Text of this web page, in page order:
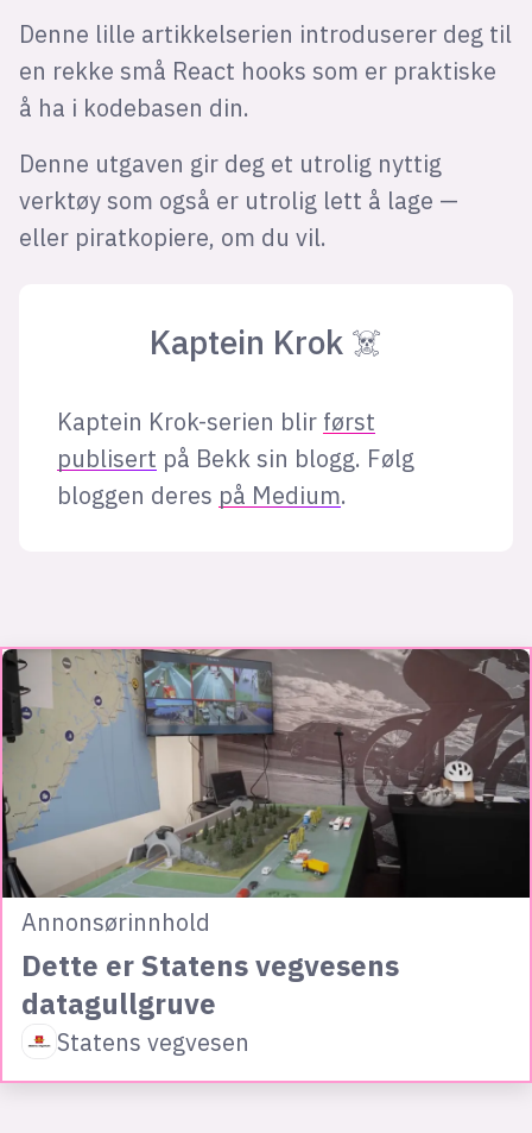
Denne lille artikkelserien introduserer deg til
en rekke små React hooks som er praktiske
å ha i kodebasen din.
Denne utgaven gir deg et utrolig nyttig
verktøy som også er utrolig lett å lage —
eller piratkopiere, om du vil.
Kaptein Krok ☠️
Kaptein Krok-serien blir først
publisert på Bekk sin blogg. Følg
bloggen deres på Medium.
Annonsørinnhold
Dette er Statens vegvesens
datagullgruve
Statens vegvesen